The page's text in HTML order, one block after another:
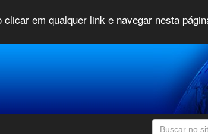
em qualquer link e navegar nesta